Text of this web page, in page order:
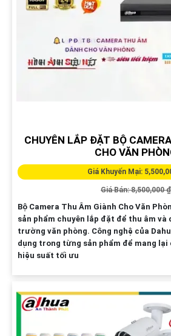
CHUYÊN LẮP ĐẶT BỘ
CHO VĂN
Giá Khuyến Mại:
Giá Bán: 8,500,000 ₫
Bộ Camera Thu Âm Giành Cho Văn
sản phẩm chuyên lắp đặt để thu âm và
trường văn phòng. Công nghệ của
dụng trong từng sản phẩm để mang
hiệu suất tối ưu